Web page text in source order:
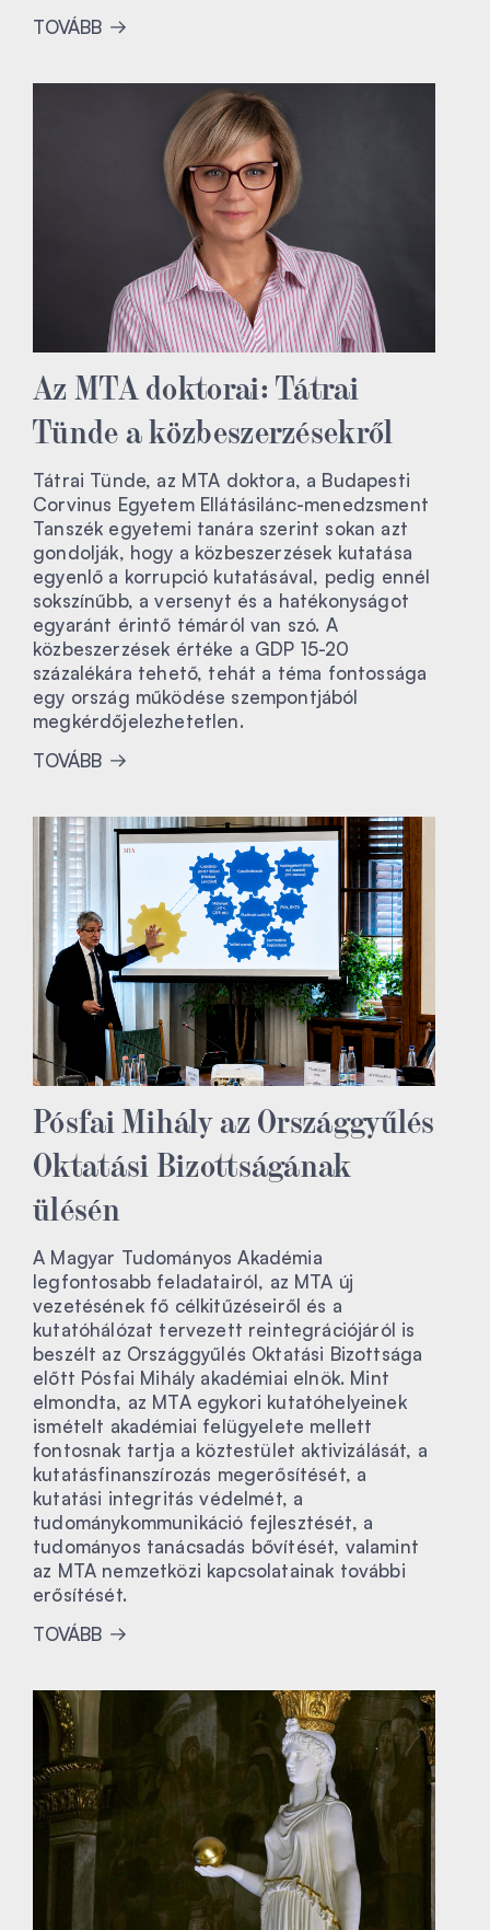
TOVÁBB
Az MTA doktorai: Tátrai
Tünde a közbeszerzésekről
Tátrai Tünde, az MTA doktora, a Budapesti
Corvinus Egyetem Ellátásilánc-menedzsment
Tanszék egyetemi tanára szerint sokan azt
gondolják, hogy a közbeszerzések kutatása
egyenlő a korrupció kutatásával, pedig ennél
sokszínűbb, a versenyt és a hatékonyságot
egyaránt érintő témáról van szó. A
közbeszerzések értéke a GDP 15-20
százalékára tehető, tehát a téma fontossága
egy ország működése szempontjából
megkérdőjelezhetetlen.
TOVÁBB
Pósfai Mihály az Országgyűlés
Oktatási Bizottságának
ülésén
A Magyar Tudományos Akadémia
legfontosabb feladatairól, az MTA új
vezetésének fő célkitűzéseiről és a
kutatóhálózat tervezett reintegrációjáról is
beszélt az Országgyűlés Oktatási Bizottsága
előtt Pósfai Mihály akadémiai elnök. Mint
elmondta, az MTA egykori kutatóhelyeinek
ismételt akadémiai felügyelete mellett
fontosnak tartja a köztestület aktivizálását, a
kutatásfinanszírozás megerősítését, a
kutatási integritás védelmét, a
tudománykommunikáció fejlesztését, a
tudományos tanácsadás bővítését, valamint
az MTA nemzetközi kapcsolatainak további
erősítését.
TOVÁBB